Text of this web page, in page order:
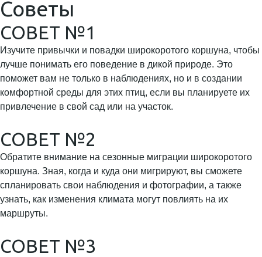
Советы
СОВЕТ №1
Изучите привычки и повадки широкоротого коршуна, чтобы
лучше понимать его поведение в дикой природе. Это
поможет вам не только в наблюдениях, но и в создании
комфортной среды для этих птиц, если вы планируете их
привлечение в свой сад или на участок.
СОВЕТ №2
Обратите внимание на сезонные миграции широкоротого
коршуна. Зная, когда и куда они мигрируют, вы сможете
спланировать свои наблюдения и фотографии, а также
узнать, как изменения климата могут повлиять на их
маршруты.
СОВЕТ №3